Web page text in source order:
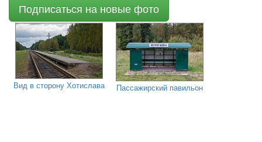
Подписаться на новые фото
Вид в сторону Хотислава Пассажирский павильон